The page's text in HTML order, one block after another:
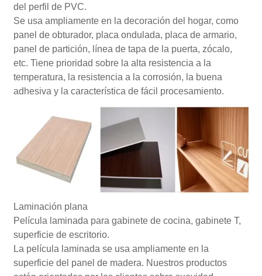
del perfil de PVC.
Se usa ampliamente en la decoración del hogar, como
panel de obturador, placa ondulada, placa de armario,
panel de partición, línea de tapa de la puerta, zócalo,
etc. Tiene prioridad sobre la alta resistencia a la
temperatura, la resistencia a la corrosión, la buena
adhesiva y la característica de fácil procesamiento.
Laminación plana
Película laminada para gabinete de cocina, gabinete T,
superficie de escritorio.
La película laminada se usa ampliamente en la
superficie del panel de madera. Nuestros productos